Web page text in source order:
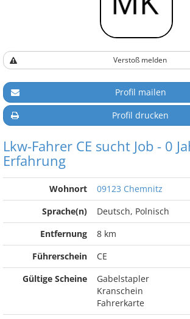
Verstoß melden
Profil mailen
Profil drucken
Lkw-Fahrer CE sucht Job - 0
Erfahrung
Wohnort
09123 Chemnitz
Sprache(n)
Deutsch, Polnisch
Entfernung
8 km
Führerschein
CE
Gültige Scheine
Gabelstapler
Kranschein
Fahrerkarte